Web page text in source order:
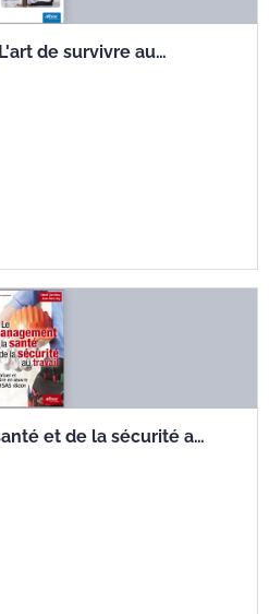
de survivre au
et de la sécurité au
en oeuvre ll'OHSAS